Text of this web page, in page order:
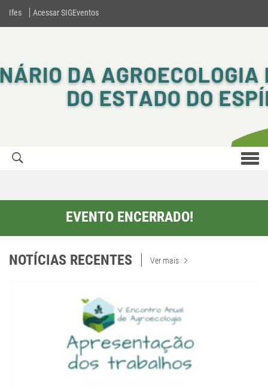
Ifes Acessar SIGEventos
EVENTO ENCERRADO!
NOTÍCIAS RECENTES Ver mais